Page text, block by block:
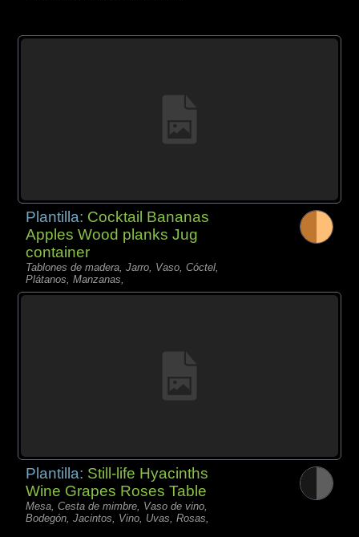
Plantilla: Cocktail Bananas
Apples Wood planks Jug
container
Tablones de madera, Jarro, Vaso, Cóctel,
Plátanos, Manzanas,
Plantilla: Still-life Hyacinths
Wine Grapes Roses Table
Mesa, Cesta de mimbre, Vaso de vino,
Bodegón, Jacintos, Vino, Uvas, Rosas,